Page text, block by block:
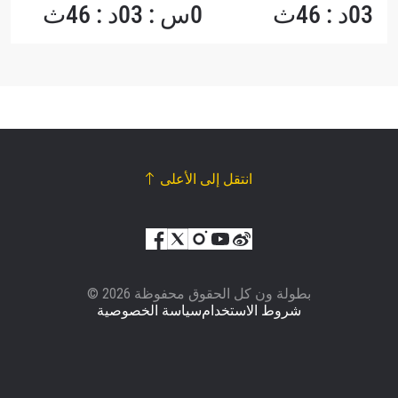
03د : 46ث 0س : 03د : 46ث
انتقل إلى الأعلى
© بطولة ون كل الحقوق محفوظة 2026
سياسة الخصوصيةشروط الاستخدام